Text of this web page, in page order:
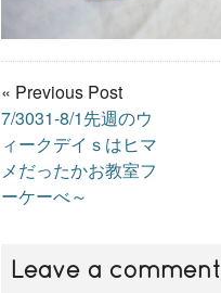
« Previous Post
7/3031-8/1先週のウ
ィークデイｓはヒマ
メだったかお教室フ
ーケーべ～
Leave a comment